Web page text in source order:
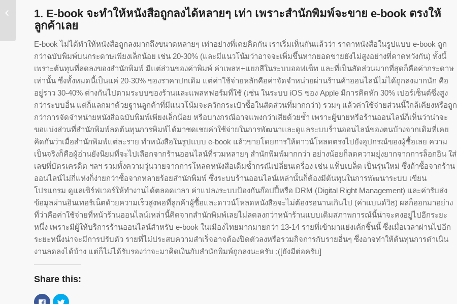
1. E-book จะทำให้หนังสือถูกลงได้หลายๆ เท่า เพราะสำนักพิมพ์จะขาย e-book ตรงให้
ลูกค้าเลย
E-book ไม่ได้ทำให้หนังสือถูกลงมากถึงขนาดหลายๆ เท่าอย่างที่เคยคิดกัน เราเริ่มเห็นกันแล้วว่า ราคาหนังสือในรูปแบบ e-book ถูก
กว่าฉบับพิมพ์บนกระดาษเพียงเล็กน้อย เช่น 20-30% (และมีแนวโน้มว่าอาจจะเพิ่มขึ้นหากยอดขายยังไม่สูงอย่างที่คาดหวังกัน) ทั้งนี้
เพราะต้นทุนที่ลดลงของสำนักพิมพ์ มีแต่ส่วนของค่าพิมพ์ ค่าเพลท+แยกสีในระบบออฟเซ็ท และที่เป็นสัดส่วนมากที่สุดก็คือค่ากระดาษ
เท่านั้น ซึ่งทั้งหมดนี้เป็นแค่ 20-30% ของราคาปกเดิม แต่ค่าใช้จ่ายหลักคือค่าจัดจำหน่ายผ่านร้านค้าออนไลน์ไม่ได้ถูกลงมากนัก คือ
อยู่ราว 30-40% ต่างกันไปตามระบบของร้านและแพลทฟอร์มที่ใช้ (เช่น ในระบบ iOS ของ Apple มีการคิดหัก 30% เปอร์เซ็นต์ซึ่งสูง
กว่าระบบอื่น แต่ก็แลกมาด้วยฐานลูกค้าที่มีแนวโน้มจะควักกระเป๋าซื้อในสัดส่วนที่มากกว่า) รวมๆ แล้วค่าใช้จ่ายส่วนนี้ใกล้เคียงหรือถูก
กว่าการจัดจำหน่ายหนังสือฉบับพิมพ์เพียงเล็กน้อย หรือบางกรณีอาจแพงกว่าเสียด้วยซ้ำ เพราะผู้ขายหรือร้านออนไลน์ก็เห็นว่าน่าจะ
ขอแบ่งส่วนที่สำนักพิมพ์ลดต้นทุนการพิมพ์ได้มาชดเชยค่าใช้จ่ายในการพัฒนาและดูแลระบบร้่านออนไลน์ของตนบ้างจากเดิมที่เคย
คิดกันว่าเมื่อสำนักพิมพ์แต่ละราย ทำหนังสือในรูปแบบ e-book แล้วขายโดยการให้ดาวน์โหลดตรงไปยังอุปกรณ์ของผู้ซื้อเลย ความ
เป็นจริงก็คือผู้อ่านยังนิยมที่จะไปเลือกจากร้านออนไลน์ที่รวมหลายๆ สำนักพิมพ์มากกว่า อย่างน้อยก็ลดความยุ่งยากจากการล็อกอิน ใส่
เลขที่บัตรเครดิต ฯลฯ รวมทั้งความวุ่นวายจากการโหลดหนังสือเดิมซ้ำกรณีเปลี่ยนเครื่อง เช่น แท็บเบล็ต เป็นรุ่นใหม่ ซึ่งถ้าซื้อจากร้าน
ออนไลน์ไม่กี่แห่งก็ง่ายกว่าซื้อจากหลายร้อยสำนักพิมพ์ ซึ่งระบบร้านออนไลน์เหล่านั้นก็ต้องมีต้นทุนในการพัฒนาระบบ เขียน
โปรแกรม ดูแลเซิร์ฟเวอร์ให้ทำงานได้ตลอดเวลา ค่าแปลงระบบป้องกันก๊อปปี้หรือ DRM (Digital Right Management) และค่ารับส่ง
ข้อมูลผ่านอินเทอร์เน็ตด้วยความเร็วสูงพอที่ลูกค้าผู้ซื้อและดาวน์โหลดหนังสือจะไม่ต้องรอนานเกินไป (ค่าแบนด์วิธ) ผลก็ออกมาอย่าง
ที่ว่าคือค่าใช้จ่ายที่หน้าร้านออนไลน์เหล่านี้คิดจากสำนักพิมพ์เลยไม่ลดลงกว่าหน้าร้านแบบเดิมสภาพการณ์นี้น่าจะคงอยู่ไปอีกระยะ
หนึ่ง เพราะมีผู้ให้บริการร้านออนไลน์สำหรับ e-book ในเมืองไทยมากมายกว่า 13-14 รายที่เข้ามาแย่งเค้กชิ้นนี้ ซึ่งเมื่อเวลาผ่านไปอีก
ระยะหนึ่งน่าจะมีการปรับตัว รายที่ไม่ประสบความสำเร็จอาจต้องปิดตัวลงหรือรวมกิจการกับรายอื่นๆ ซึ่งอาจทำให้ต้นทุนการดำเนิน
งานลดลงได้บ้าง แต่ก็ไม่ได้รับรองว่าจะมาคิดเงินกับสำนักพิมพ์ถูกลงนะครับ ;([ยังมีต่อครับ]
Share this:
Click Click
Playing Digital ? เล่น
สนุกยุคดิจิตอล